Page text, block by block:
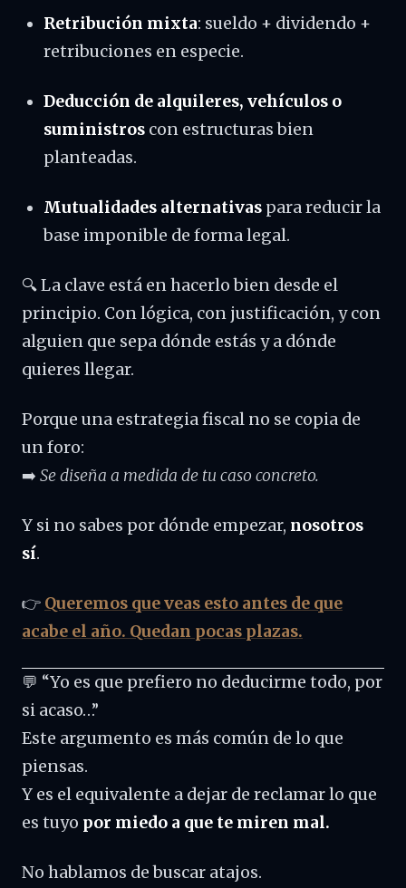
Retribución mixta: sueldo + dividendo +
retribuciones en especie.
Deducción de alquileres, vehículos o
suministros con estructuras bien
planteadas.
Mutualidades alternativas para reducir la
base imponible de forma legal.
🔍 La clave está en hacerlo bien desde el
principio. Con lógica, con justificación, y con
alguien que sepa dónde estás y a dónde
quieres llegar.
Porque una estrategia fiscal no se copia de
un foro:
➡️ Se diseña a medida de tu caso concreto.
Y si no sabes por dónde empezar, nosotros
sí.
👉 Queremos que veas esto antes de que
acabe el año. Quedan pocas plazas.
💬 “Yo es que prefiero no deducirme todo, por
si acaso…”
Este argumento es más común de lo que
piensas.
Y es el equivalente a dejar de reclamar lo que
es tuyo por miedo a que te miren mal.
No hablamos de buscar atajos.